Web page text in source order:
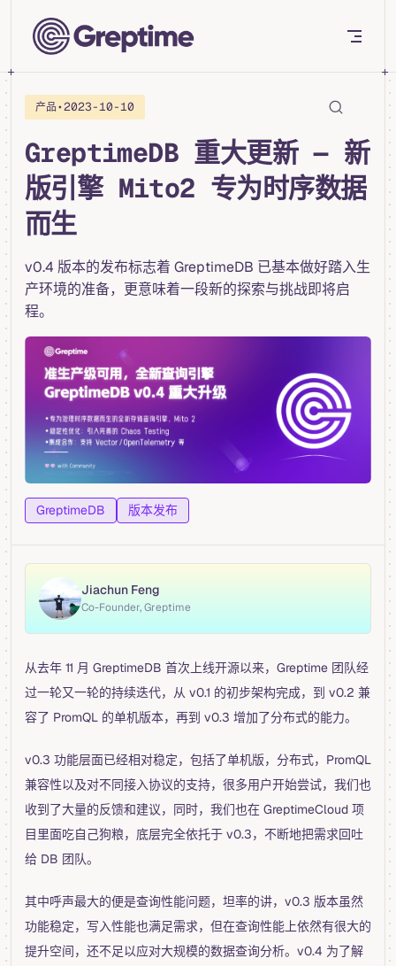
Skip to content
产品•2023-10-10
GreptimeDB 重大更新 — 新
版引擎 Mito2 专为时序数据
而生
v0.4 版本的发布标志着 GreptimeDB 已基本做好踏入生
产环境的准备，更意味着一段新的探索与挑战即将启
程。
GreptimeDB 版本发布
Jiachun Feng
Co-Founder, Greptime
从去年 11 月 GreptimeDB 首次上线开源以来，Greptime 团队经
过一轮又一轮的持续迭代，从 v0.1 的初步架构完成，到 v0.2 兼
容了 PromQL 的单机版本，再到 v0.3 增加了分布式的能力。
v0.3 功能层面已经相对稳定，包括了单机版，分布式，PromQL
兼容性以及对不同接入协议的支持，很多用户开始尝试，我们也
收到了大量的反馈和建议，同时，我们也在 GreptimeCloud 项
目里面吃自己狗粮，底层完全依托于 v0.3，不断地把需求回吐
给 DB 团队。
其中呼声最大的便是查询性能问题，坦率的讲，v0.3 版本虽然
功能稳定，写入性能也满足需求，但在查询性能上依然有很大的
提升空间，还不足以应对大规模的数据查询分析。v0.4 为了解